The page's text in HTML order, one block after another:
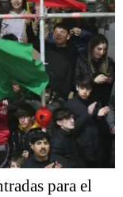
para el